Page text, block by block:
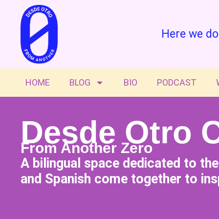
Here we
HOME BLOG BIO PODCAST
Desde Otro
From Another Zero
A bilingual space dedicated to
and Spanish come together to